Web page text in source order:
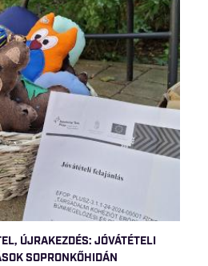
ÚJRAKEZDÉS: JÓVÁTÉTELI
SOPRONKŐHIDÁN